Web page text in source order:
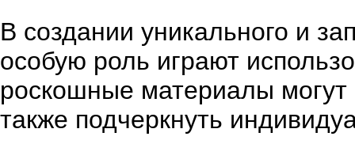
В создании уникального и
особую роль играют
роскошные материалы
также подчеркнуть